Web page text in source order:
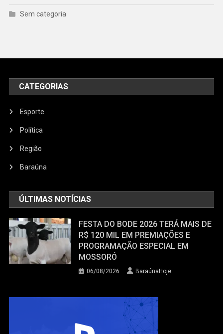
Sem categoria
CATEGORIAS
Esporte
Política
Região
Baraúna
ÚLTIMAS NOTÍCIAS
FESTA DO BODE 2026 TERÁ MAIS DE
R$ 120 MIL EM PREMIAÇÕES E
PROGRAMAÇÃO ESPECIAL EM
MOSSORÓ
06/08/2026 BaraúnaHoje